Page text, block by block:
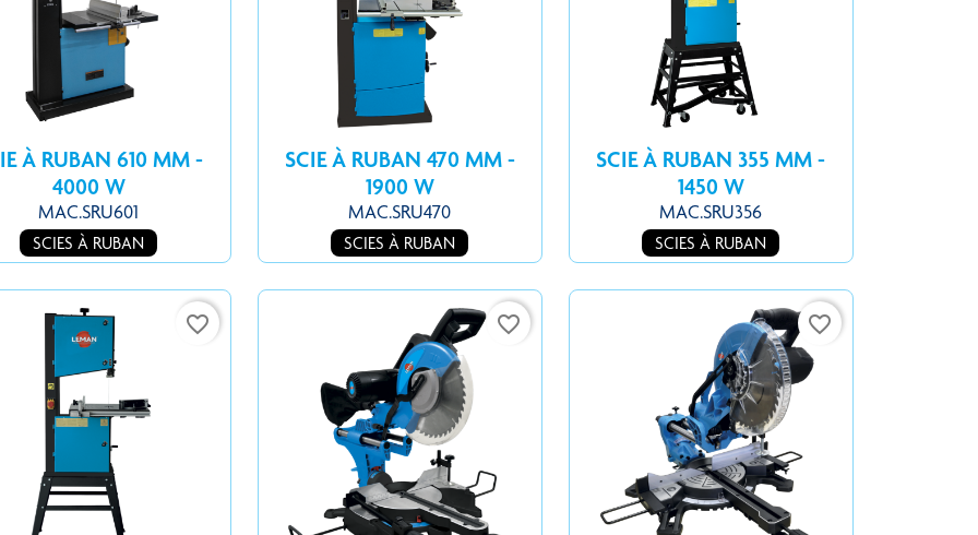
À RUBAN 610 MM -
4000 W
MAC.SRU601
SCIES À RUBAN
SCIE À RUBAN 470 MM -
1900 W
MAC.SRU470
SCIES À RUBAN
SCIE À RUBAN 355 MM -
1450 W
MAC.SRU356
SCIES À RUBAN
favorite_border favorite_border favorite_border